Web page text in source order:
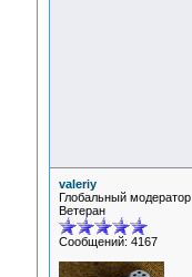
valeriy
Глобальный модератор
Ветеран
Сообщений: 4167